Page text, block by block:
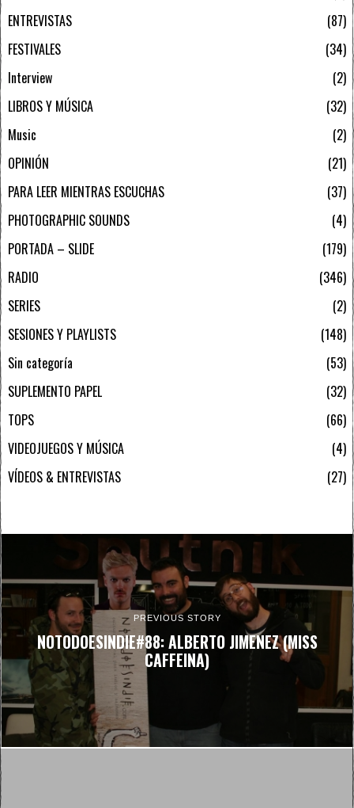
ENTREVISTAS
87
FESTIVALES
34
Interview
2
LIBROS Y MÚSICA
32
Music
2
OPINIÓN
21
PARA LEER MIENTRAS ESCUCHAS
37
PHOTOGRAPHIC SOUNDS
4
PORTADA – SLIDE
179
RADIO
346
SERIES
2
SESIONES Y PLAYLISTS
148
Sin categoría
53
SUPLEMENTO PAPEL
32
TOPS
66
VIDEOJUEGOS Y MÚSICA
4
VÍDEOS & ENTREVISTAS
27
PREVIOUS STORY
NOTODOESINDIE#88: ALBERTO JIMENEZ (MISS
CAFFEINA)